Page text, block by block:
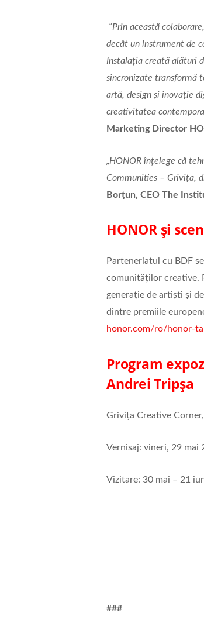
“Prin această
decât un instrument de
Instalația creată alături
sincronizate transformă
artă, design și inovație
creativitatea
Marketing Director
„HONOR înțelege că
Communities – Grivița,
Borțun, CEO The
HONOR și
Parteneriatul cu BDF
comunităților creative.
generație de artiști și
dintre premiile
honor.com/ro/honor-
Program
Andrei Tripșa
Grivița Creative
Vernisaj: vineri, 29 mai
Vizitare: 30 mai – 21
###